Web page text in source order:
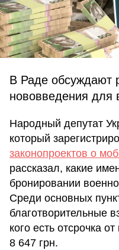
В Раде обсуждают
нововведения для
Народный депутат
который
законопроектов о
рассказал, какие
бронировании
Среди основных
благотворительные
кого есть отсрочка
8 647 грн.